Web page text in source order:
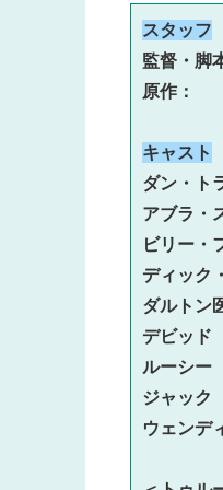
スタッフ
監督・脚
原
キャスト
ダン・
アブラ・
ビリー・
ディック
ダルトン
デビッド
ルーシー
ジャック
ウェンデ